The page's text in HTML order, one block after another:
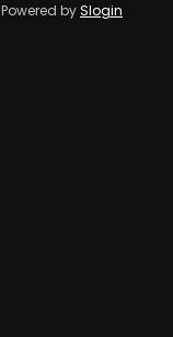
bySlogin